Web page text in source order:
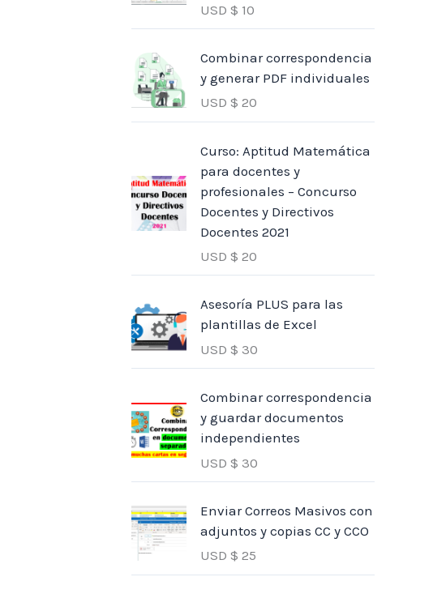
USD $ 10
Combinar correspondencia
y generar PDF individuales
USD $ 20
Curso: Aptitud Matemática
para docentes y
profesionales – Concurso
Docentes y Directivos
Docentes 2021
USD $ 20
Asesoría PLUS para las
plantillas de Excel
USD $ 30
Combinar correspondencia
y guardar documentos
independientes
USD $ 30
Enviar Correos Masivos con
adjuntos y copias CC y CCO
USD $ 25